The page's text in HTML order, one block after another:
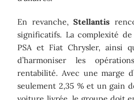
En revanche,Stellantis
significatifs. La complexité
PSA et Fiat Chrysler, ainsi
d’harmoniser les
rentabilité. Avec une marge
seulement 2,35 % et un gain